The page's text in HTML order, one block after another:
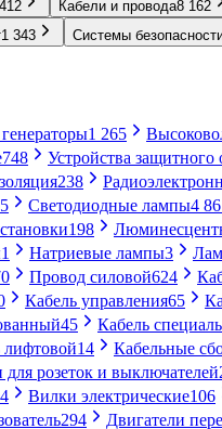
Кабели и провода8 162
1 343 Системы
1 265
748 Устройства защитного
238
Светодиодные лампы4
198
1 Натриевые лампы3
Провод силовой624
Кабель управления65
45 Кабель
лифтовой14 Кабельные
для розеток и выключателей
Вилки электрические106
294 Двигатели